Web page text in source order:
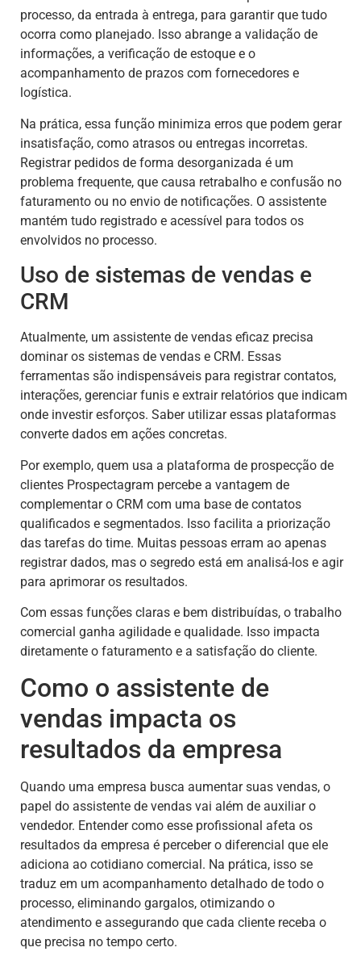
processo, da entrada à entrega, para garantir que tudo
ocorra como planejado. Isso abrange a validação de
informações, a verificação de estoque e o
acompanhamento de prazos com fornecedores e
logística.
Na prática, essa função minimiza erros que podem gerar
insatisfação, como atrasos ou entregas incorretas.
Registrar pedidos de forma desorganizada é um
problema frequente, que causa retrabalho e confusão no
faturamento ou no envio de notificações. O assistente
mantém tudo registrado e acessível para todos os
envolvidos no processo.
Uso de sistemas de vendas e
CRM
Atualmente, um assistente de vendas eficaz precisa
dominar os sistemas de vendas e CRM. Essas
ferramentas são indispensáveis para registrar contatos,
interações, gerenciar funis e extrair relatórios que indicam
onde investir esforços. Saber utilizar essas plataformas
converte dados em ações concretas.
Por exemplo, quem usa a plataforma de prospecção de
clientes Prospectagram percebe a vantagem de
complementar o CRM com uma base de contatos
qualificados e segmentados. Isso facilita a priorização
das tarefas do time. Muitas pessoas erram ao apenas
registrar dados, mas o segredo está em analisá-los e agir
para aprimorar os resultados.
Com essas funções claras e bem distribuídas, o trabalho
comercial ganha agilidade e qualidade. Isso impacta
diretamente o faturamento e a satisfação do cliente.
Como o assistente de
vendas impacta os
resultados da empresa
Quando uma empresa busca aumentar suas vendas, o
papel do assistente de vendas vai além de auxiliar o
vendedor. Entender como esse profissional afeta os
resultados da empresa é perceber o diferencial que ele
adiciona ao cotidiano comercial. Na prática, isso se
traduz em um acompanhamento detalhado de todo o
processo, eliminando gargalos, otimizando o
atendimento e assegurando que cada cliente receba o
que precisa no tempo certo.